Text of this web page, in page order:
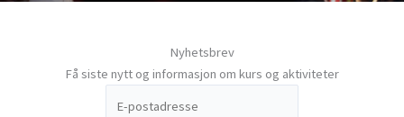
Nyhetsbrev
Få siste nytt og informasjon om kurs og aktiviteter